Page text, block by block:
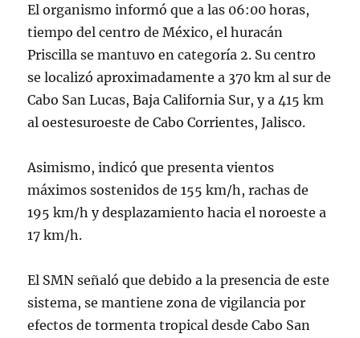
El organismo informó que a las 06:00 horas,
tiempo del centro de México, el huracán
Priscilla se mantuvo en categoría 2. Su centro
se localizó aproximadamente a 370 km al sur de
Cabo San Lucas, Baja California Sur, y a 415 km
al oestesuroeste de Cabo Corrientes, Jalisco.
Asimismo, indicó que presenta vientos
máximos sostenidos de 155 km/h, rachas de
195 km/h y desplazamiento hacia el noroeste a
17 km/h.
El SMN señaló que debido a la presencia de este
sistema, se mantiene zona de vigilancia por
efectos de tormenta tropical desde Cabo San